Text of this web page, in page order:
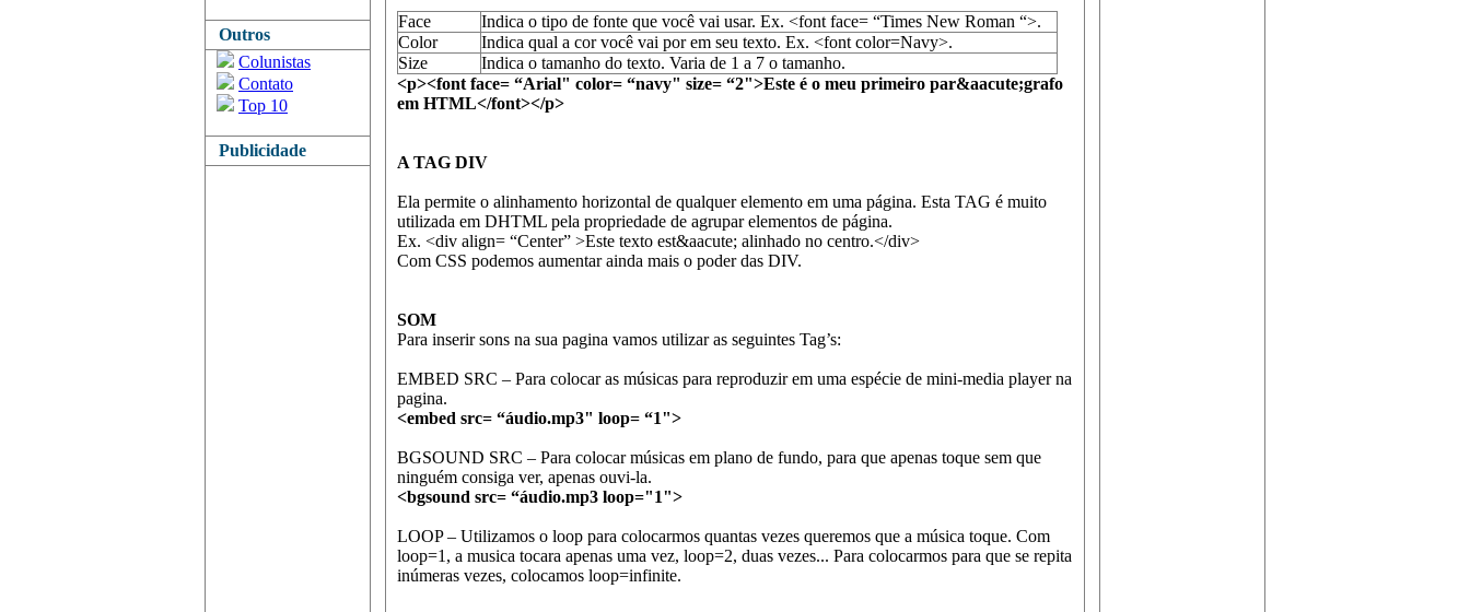
Outros
Colunistas
Contato
Top 10
Publicidade
Face
Indica o tipo de fonte que você vai usar. Ex. <font face= “Times New Roman “>.
Color
Indica qual a cor você vai por em seu texto. Ex. <font color=Navy>.
Size
Indica o tamanho do texto. Varia de 1 a 7 o tamanho.
<p><font face= “Arial" color= “navy" size= “2">Este é o meu primeiro par&aacute;grafo
em HTML</font></p>
A TAG DIV
Ela permite o alinhamento horizontal de qualquer elemento em uma página. Esta TAG é muito
utilizada em DHTML pela propriedade de agrupar elementos de página.
Ex. <div align= “Center” >Este texto est&aacute; alinhado no centro.</div>
Com CSS podemos aumentar ainda mais o poder das DIV.
SOM
Para inserir sons na sua pagina vamos utilizar as seguintes Tag’s:
EMBED SRC – Para colocar as músicas para reproduzir em uma espécie de mini-media player na
pagina.
<embed src= “áudio.mp3" loop= “1">
BGSOUND SRC – Para colocar músicas em plano de fundo, para que apenas toque sem que
ninguém consiga ver, apenas ouvi-la.
<bgsound src= “áudio.mp3 loop="1">
LOOP – Utilizamos o loop para colocarmos quantas vezes queremos que a música toque. Com
loop=1, a musica tocara apenas uma vez, loop=2, duas vezes... Para colocarmos para que se repita
inúmeras vezes, colocamos loop=infinite.